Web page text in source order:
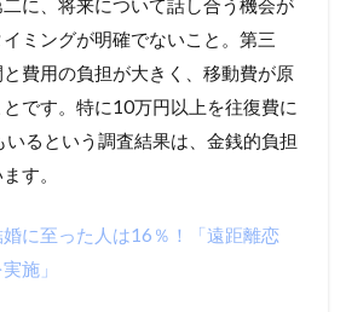
に、将来について話し合う機会が
ミングが明確でないこと。第三
費用の負担が大きく、移動費が原
です。特に10万円以上を往復費に
るという調査結果は、金銭的負担
す。
に至った人は16％！「遠距離恋
施」